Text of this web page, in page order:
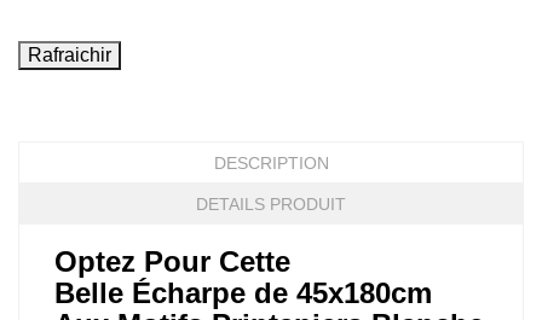
DESCRIPTION
DETAILS PRODUIT
Optez Pour Cette
Belle Écharpe de 45x180cm